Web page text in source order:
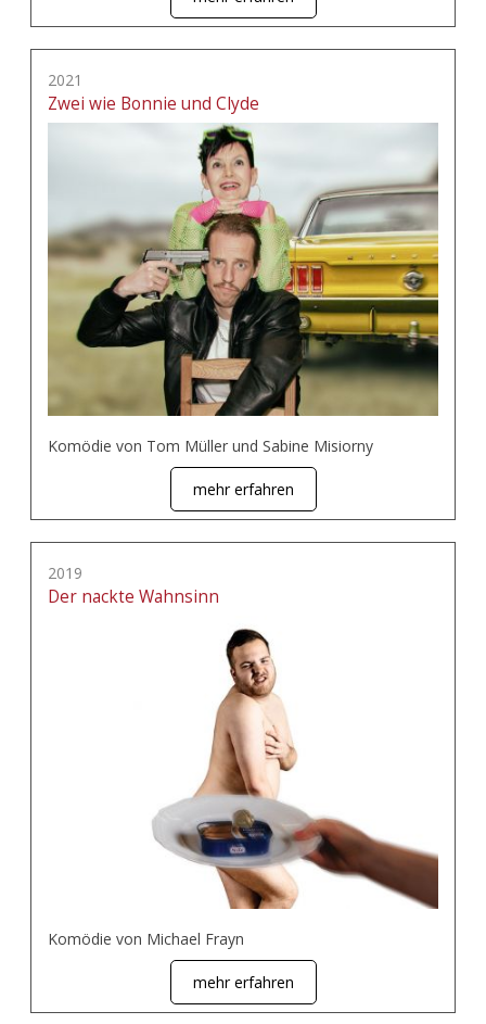
2021
Zwei wie Bonnie und Clyde
Komödie von Tom Müller und Sabine Misiorny
mehr erfahren
2019
Der nackte Wahnsinn
Komödie von Michael Frayn
mehr erfahren